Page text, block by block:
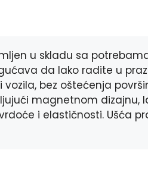
k
e
r
p
u skladu sa
da lako radite u
bez oštećenja
magnetnom dizajnu,
i elastičnosti. Ušća